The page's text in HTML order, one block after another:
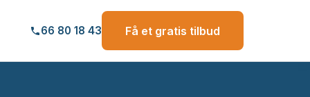
66 80 18 43 Få et gratis tilbud